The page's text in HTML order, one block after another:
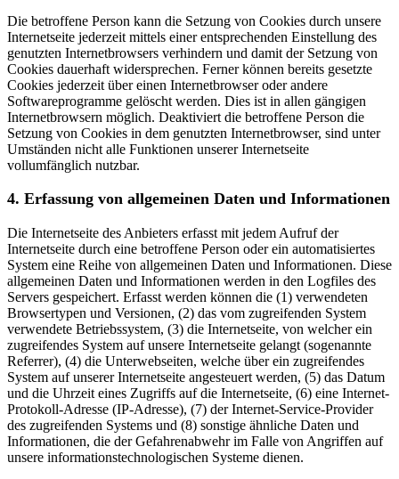
Die betroffene Person kann die Setzung von Cookies durch unsere
Internetseite jederzeit mittels einer entsprechenden Einstellung des
genutzten Internetbrowsers verhindern und damit der Setzung von
Cookies dauerhaft widersprechen. Ferner können bereits gesetzte
Cookies jederzeit über einen Internetbrowser oder andere
Softwareprogramme gelöscht werden. Dies ist in allen gängigen
Internetbrowsern möglich. Deaktiviert die betroffene Person die
Setzung von Cookies in dem genutzten Internetbrowser, sind unter
Umständen nicht alle Funktionen unserer Internetseite
vollumfänglich nutzbar.
4. Erfassung von allgemeinen Daten und Informationen
Die Internetseite des Anbieters erfasst mit jedem Aufruf der
Internetseite durch eine betroffene Person oder ein automatisiertes
System eine Reihe von allgemeinen Daten und Informationen. Diese
allgemeinen Daten und Informationen werden in den Logfiles des
Servers gespeichert. Erfasst werden können die (1) verwendeten
Browsertypen und Versionen, (2) das vom zugreifenden System
verwendete Betriebssystem, (3) die Internetseite, von welcher ein
zugreifendes System auf unsere Internetseite gelangt (sogenannte
Referrer), (4) die Unterwebseiten, welche über ein zugreifendes
System auf unserer Internetseite angesteuert werden, (5) das Datum
und die Uhrzeit eines Zugriffs auf die Internetseite, (6) eine Internet-
Protokoll-Adresse (IP-Adresse), (7) der Internet-Service-Provider
des zugreifenden Systems und (8) sonstige ähnliche Daten und
Informationen, die der Gefahrenabwehr im Falle von Angriffen auf
unsere informationstechnologischen Systeme dienen.